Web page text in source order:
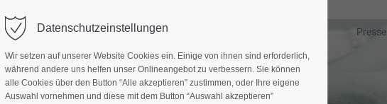
Presse
Datenschutzeinstellungen
Wir setzen auf unserer Website Cookies ein. Einige von ihnen sind erforderlich,
während andere uns helfen unser Onlineangebot zu verbessern. Sie können
alle Cookies über den Button “Alle akzeptieren” zustimmen, oder Ihre eigene
Auswahl vornehmen und diese mit dem Button “Auswahl akzeptieren”